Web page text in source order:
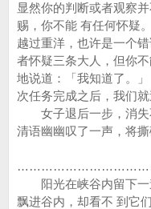
显然你的判断或者观察
赐，你不能 有任何怀
越过重洋，也许是一
者怀疑三条大人，但
地说道：「我知道了
次任务完成之后，我们
女子退后一步，消
清语幽幽叹了一声，将
阳光在峡谷内留下一
飘进谷内，却看不 到